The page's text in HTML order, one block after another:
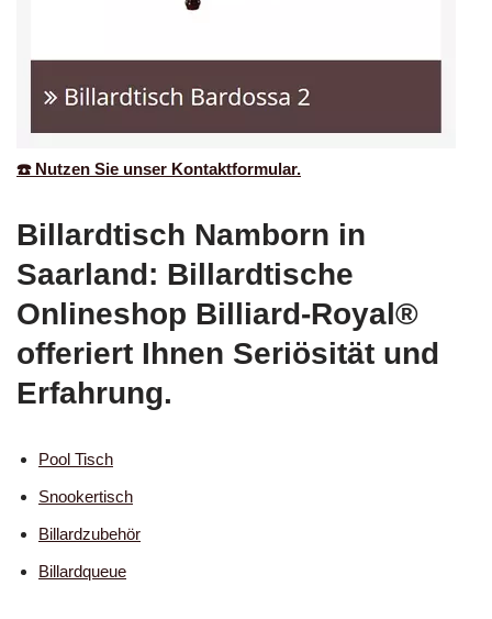
☎️ Nutzen Sie unser Kontaktformular.
Billardtisch Namborn in
Saarland: Billardtische
Onlineshop Billiard-Royal®
offeriert Ihnen Seriösität und
Erfahrung.
Pool Tisch
Snookertisch
Billardzubehör
Billardqueue